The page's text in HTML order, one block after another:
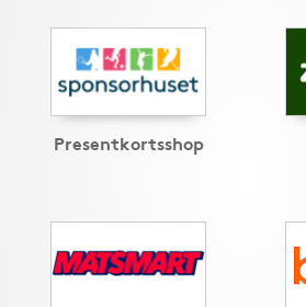
Presentkortsshop